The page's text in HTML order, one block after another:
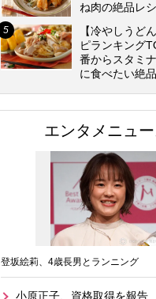
ね肉の絶品レ
【冷やしうど
ピランキング
番からスタミ
に食べたい絶
エンタメニュー
登坂絵莉、4歳長男とランニング
小原正子、資格取得を報告